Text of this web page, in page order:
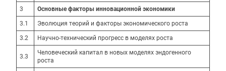
3 Основные факторы инновационной экономики
3.1 Эволюция теорий и факторы экономического роста
3.2 Научно-технический прогресс в моделях роста
3.3
Человеческий капитал в новых моделях эндогенного
роста